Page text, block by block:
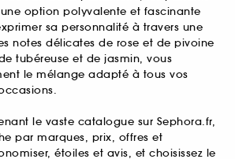
option polyvalente et fascinante
sa personnalité à travers une
notes délicates de rose et de pivoine
tubéreuse et de jasmin, vous
le mélange adapté à tous vos
le vaste catalogue sur Sephora.fr,
par marques, prix, offres et
étoiles et avis, et choisissez le